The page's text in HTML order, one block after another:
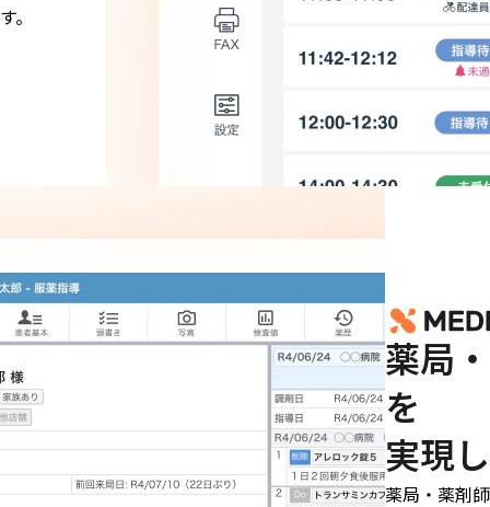
。
薬局
を
実現
薬局・薬剤